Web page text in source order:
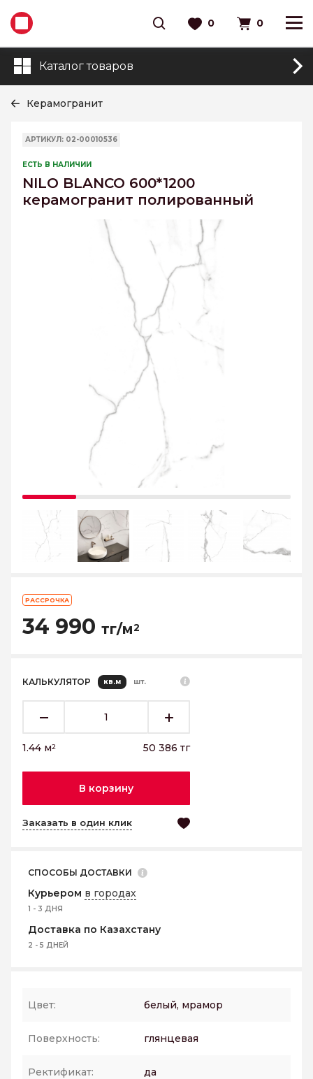
0 0
Каталог товаров
Керамогранит
АРТИКУЛ: 02-00010536
ЕСТЬ В НАЛИЧИИ
NILO BLANCO 600*1200
керамогранит полированный
РАССРОЧКА
34 990 тг/м2
КАЛЬКУЛЯТОР кв.м шт.
1.44 м2 50 386 тг
В корзину
Заказать в один клик
СПОСОБЫ ДОСТАВКИ
Курьером в городах
1 - 3 ДНЯ
Доставка по Казахстану
2 - 5 ДНЕЙ
Цвет: белый, мрамор
Поверхность: глянцевая
Ректификат: да